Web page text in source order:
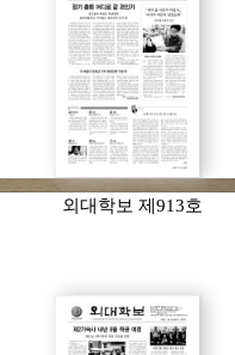
외대학보 제913호